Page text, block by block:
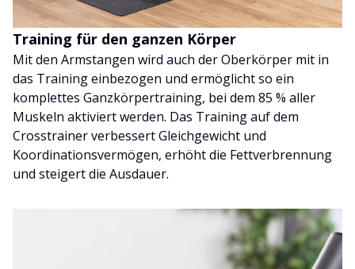
Training für den ganzen Körper
Mit den Armstangen wird auch der Oberkörper mit in
das Training einbezogen und ermöglicht so ein
komplettes Ganzkörpertraining, bei dem 85 % aller
Muskeln aktiviert werden. Das Training auf dem
Crosstrainer verbessert Gleichgewicht und
Koordinationsvermögen, erhöht die Fettverbrennung
und steigert die Ausdauer.